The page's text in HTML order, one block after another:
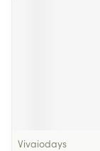
Vivaiodays